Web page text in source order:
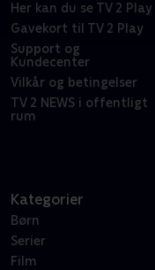
Her kan du se TV 2 Play
Gavekort til TV 2 Play
Support og
Kundecenter
Vilkår og betingelser
TV 2 NEWS i offentligt
rum
Kategorier
Børn
Serier
Film